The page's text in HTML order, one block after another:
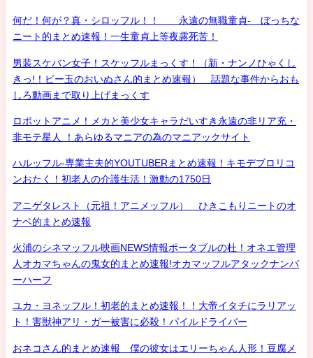
何だ！何が？真・シロッフル！！ 永遠の無職童貞- ぼっちな
ニート的まとめ速報！一生童貞上等夜露死苦！
男装スケバン女子！スケッフルまっくす！（新・ナンノひゃくし
きっ!！ビー玉のおいぬさん的まとめ速報） 話題な事件からおも
しろ動画まで取り上げまっくす
ロボットアニメ！メカと美少女キャラだいすき永遠の非リア充・
非モテ星人 ！あらゆるマニアの為のマニアックサイト
ハルッフル-専業主夫的YOUTUBERまとめ速報！キモデブロリコ
ンおたく！初老人の介護生活！激動の1750日
アニゲタレスト（元祖！アニメッフル） ひきこもりニートのオ
ナベ的まとめ速報
火浦のシネマッフル映画NEWS情報ポータブルの杜！オネエ管理
人オカマちゃんの鬼女的まとめ速報!オカマッフルアタックナンバ
ーハーフ
ユカ・ヨネッフル！初老的まとめ速報！！大帝イタチにラリアッ
ト！害獣神アリ・ガー被害に必殺！パイルドライバー
おネコさん的まとめ速報 僕の彼女はエリーちゃん人形！豆腐メ